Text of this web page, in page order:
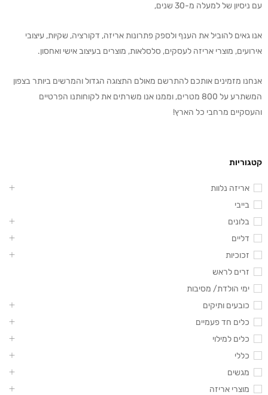
עם ניסיון של למעלה מ-30 שנים,
אנו גאים להוביל את הענף ולספק פתרונות אריזה, דקורציה, שקיות, עיצובי
אירועים, מוצרי אריזה לעסקים, סלסלאות, מוצרים בעיצוב אישי ואחסון.
אנחנו מזמינים אותכם להתרשם מאולם התצוגה הגדול והמרשים ביותר בצפון
המשתרע על 800 מטרים, וממנו אנו משרתים את לקוחותנו הפרטיים
והעסקיים מרחבי כל הארץ!
קטגוריות
אריזה נלוות
בייבי
בלונים
דליים
זכוכיות
זרים לראש
ימי הולדת/ מסיבות
כובעים ותיקים
כלים חד פעמיים
כלים למילוי
כללי
מגשים
מוצרי אריזה